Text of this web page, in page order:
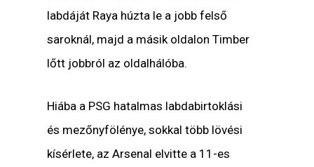
labdáját Raya húzta le a jobb felső
saroknál, majd a másik oldalon Timber
lőtt jobbról az oldalhálóba.
Hiába a PSG hatalmas labdabirtoklási
és mezőnyfölénye, sokkal több lövési
kísérlete, az Arsenal elvitte a 11-es